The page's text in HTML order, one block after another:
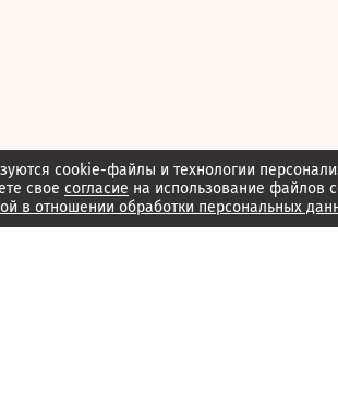
cookie-файлы и технологии
свое согласие на использование файлов
в отношении обработки персональных